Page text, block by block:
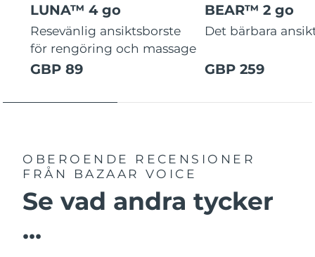
LUNA™ 4 go
Resevänlig ansiktsborste
för rengöring och massage
GBP 89
BEAR™ 2 go
Det bärbara
GBP 259
OBEROENDE RECENSIONER
FRÅN BAZAAR VOICE
Se vad andra tycker
...